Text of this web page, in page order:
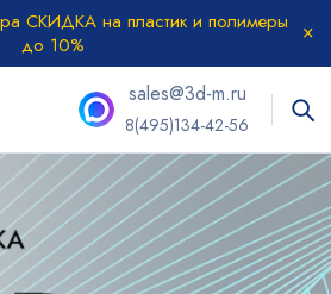
СКИДКА на пластик и полимеры
до 10%
sales@3d-m.ru
8(495)134-42-56